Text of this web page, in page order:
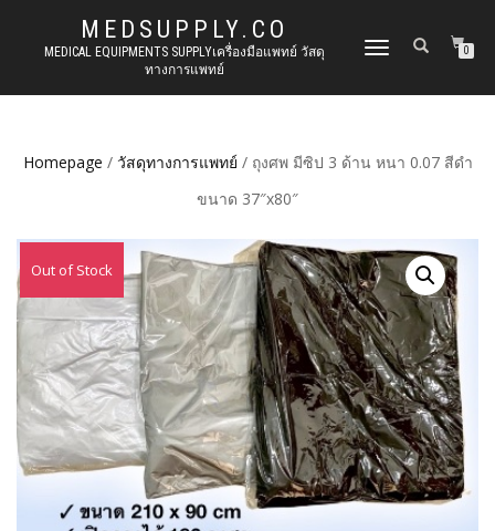
MEDSUPPLY.CO
MEDICAL EQUIPMENTS SUPPLYเครื่องมือแพทย์ วัสดุ
ทางการแพทย์
TOGGLE
0
Homepage / วัสดุทางการแพทย์ / ถุงศพ มีซิป 3 ด้าน หนา 0.07 สีดำ
ขนาด 37″x80″
Out of Stock